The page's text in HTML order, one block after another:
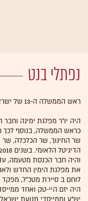
נפתלי בנט
ראש הממשלה ה-13 של ישראל.
כראש הממשלה, בנוסף לכך
שר החינוך, שר הכלכלה, שר
והיה חבר הכנסת מטעמה,
את מפלגת הימין החדש
לוחם ב סיירת מטכ"ל, מפקד
היה יזם היי-טק ואחד